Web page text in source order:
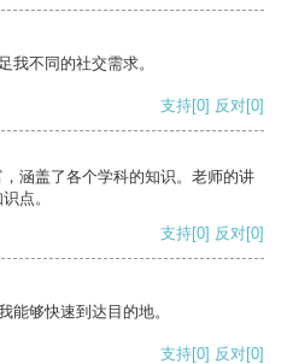
我不同的社交需求。
支持[0] 反对[0]
涵盖了各个学科的知识。老师的讲
点。
支持[0] 反对[0]
能够快速到达目的地。
支持[0] 反对[0]